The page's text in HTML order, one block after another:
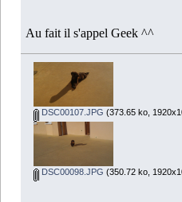
Au fait il s'appel Geek ^^
DSC00107.JPG (373.65 ko,
DSC00098.JPG (350.72 ko,